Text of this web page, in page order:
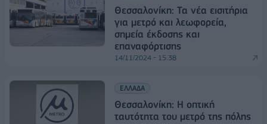
Θεσσαλονίκη: Τα νέα εισιτήρια
για μετρό και λεωφορεία,
σημεία έκδοσης και
επαναφόρτισης
14/11/2024 - 15:38
ΕΛΛΑΔΑ
Θεσσαλονίκη: Η οπτική
ταυτότητα του μετρό της πόλης